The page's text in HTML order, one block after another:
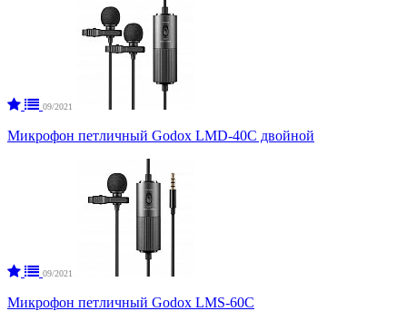
09/2021
Микрофон петличный Godox LMD-40C двойной
09/2021
Микрофон петличный Godox LMS-60C